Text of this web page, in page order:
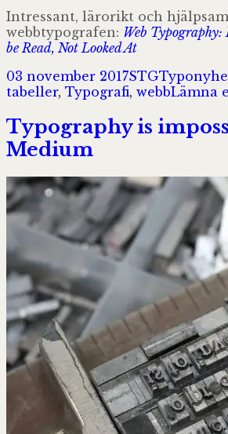
Intressant, lärorikt och
webbtypografen: Web
be Read, Not Looked At
Postat
03 november 2017Författare
STG
tabeller, Typografi, webbLämna
Typography is
Medium